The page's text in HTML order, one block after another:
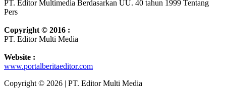
PT. Editor Multimedia Berdasarkan UU. 40 tahun 1999 Tentang
Pers
Copyright © 2016 :
PT. Editor Multi Media
Website :
www.portalberitaeditor.com
Copyright © 2026 | PT. Editor Multi Media